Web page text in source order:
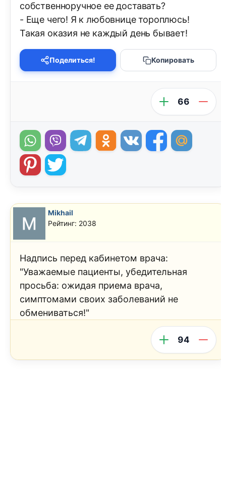
собственноручное ее доставать?
- Еще чего! Я к любовнице тороплюсь!
Такая оказия не каждый день бывает!
Поделиться! Копировать
66
Mikhail
Рейтинг: 2038
Надпись перед кабинетом врача:
"Уважаемые пациенты, убедительная
просьба: ожидая приема врача,
симптомами своих заболеваний не
обмениваться!"
94